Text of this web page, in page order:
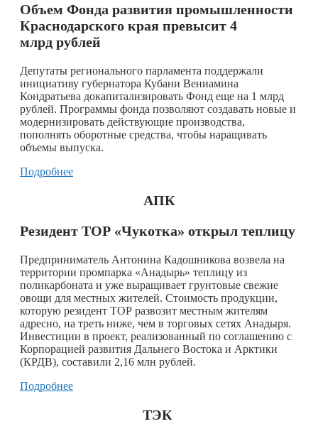
Объем Фонда развития промышленности
Краснодарского края превысит 4
млрд рублей
Депутаты регионального парламента поддержали
инициативу губернатора Кубани Вениамина
Кондратьева докапитализировать Фонд еще на 1 млрд
рублей. Программы фонда позволяют создавать новые и
модернизировать действующие производства,
пополнять оборотные средства, чтобы наращивать
объемы выпуска.
Подробнее
АПК
Резидент ТОР «Чукотка» открыл теплицу
Предприниматель Антонина Кадошникова возвела на
территории промпарка «Анадырь» теплицу из
поликарбоната и уже выращивает грунтовые свежие
овощи для местных жителей. Стоимость продукции,
которую резидент ТОР развозит местным жителям
адресно, на треть ниже, чем в торговых сетях Анадыря.
Инвестиции в проект, реализованный по соглашению с
Корпорацией развития Дальнего Востока и Арктики
(КРДВ), составили 2,16 млн рублей.
Подробнее
ТЭК